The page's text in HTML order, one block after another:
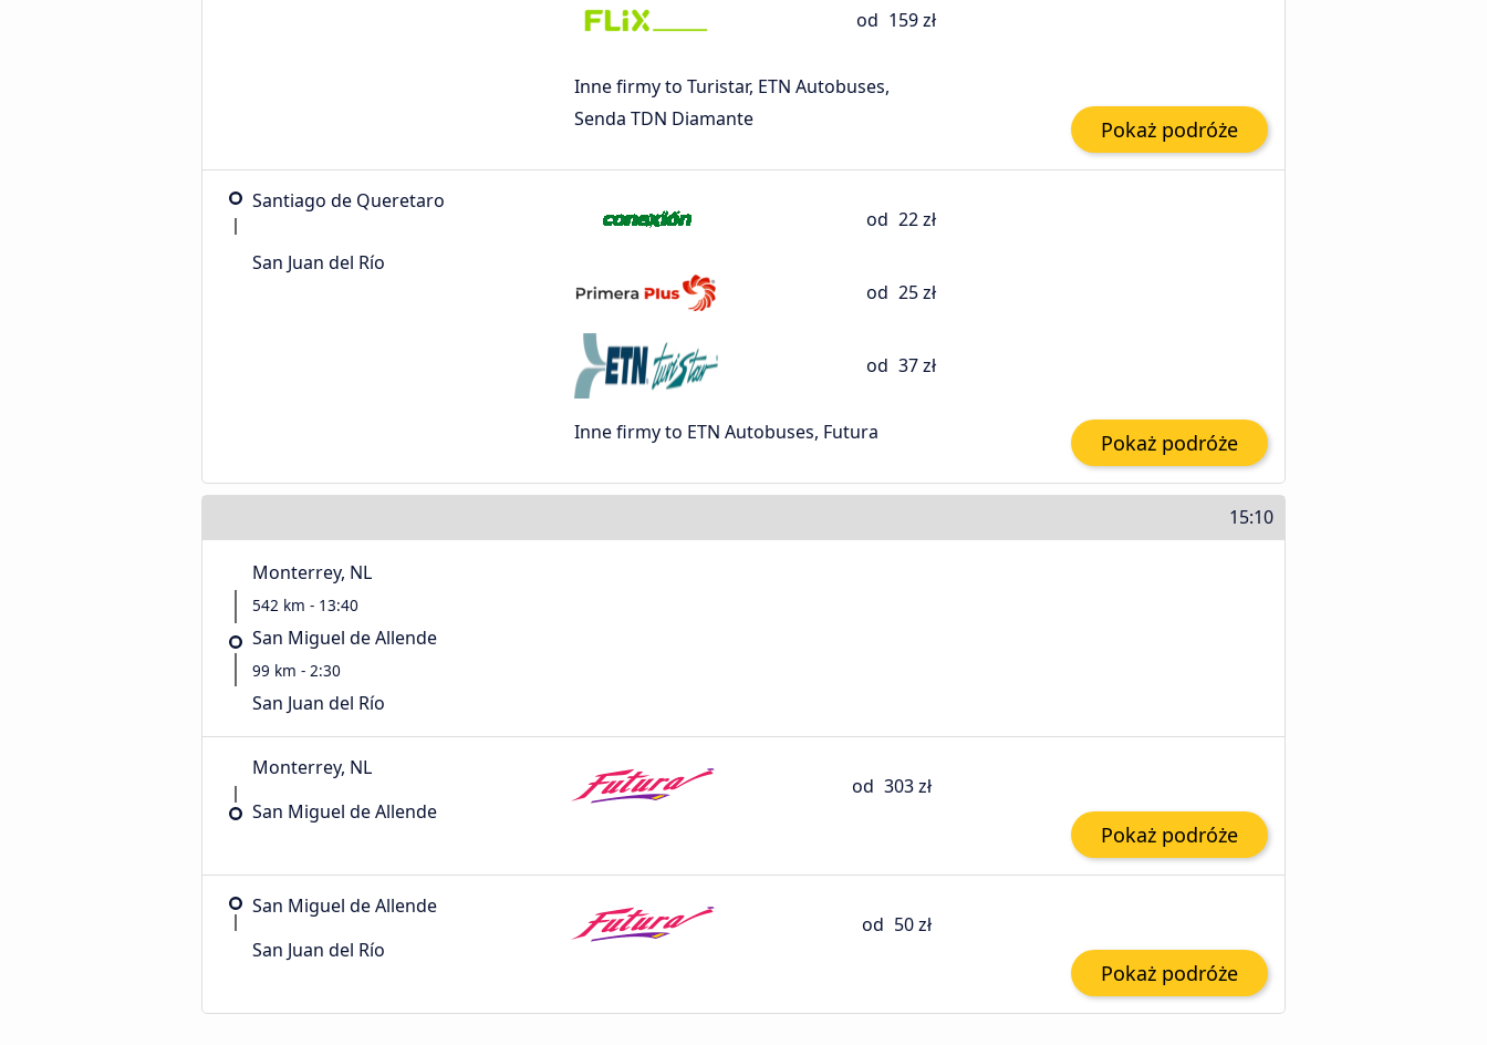
od 159 zł
Inne firmy to Turistar, ETN Autobuses,
Senda TDN Diamante
Pokaż podróże
Santiago de Queretaro
San Juan del Río
od 22 zł
od 25 zł
od 37 zł
Inne firmy to ETN Autobuses, Futura Pokaż podróże
15:10
Monterrey, NL
542 km - 13:40
San Miguel de Allende
99 km - 2:30
San Juan del Río
Monterrey, NL
San Miguel de Allende
od 303 zł
Pokaż podróże
San Miguel de Allende
San Juan del Río
od 50 zł
Pokaż podróże